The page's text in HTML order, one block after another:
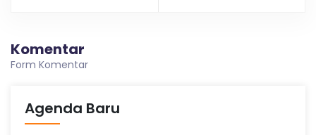
Komentar
Form Komentar
Agenda Baru